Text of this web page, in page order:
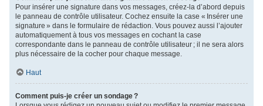
Pour insérer une signature dans vos messages, créez-la d’abord depuis
le panneau de contrôle utilisateur. Cochez ensuite la case « Insérer une
signature » dans le formulaire de rédaction. Vous pouvez aussi l’ajouter
automatiquement à tous vos messages en cochant la case
correspondante dans le panneau de contrôle utilisateur ; il ne sera alors
plus nécessaire de la cocher pour chaque message.
Haut
Comment puis-je créer un sondage ?